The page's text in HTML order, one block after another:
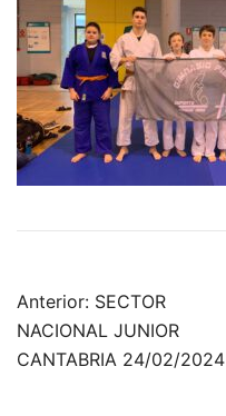
Navegación
de
entradas
Anterior: SECTOR
NACIONAL JUNIOR
CANTABRIA 24/02/2024